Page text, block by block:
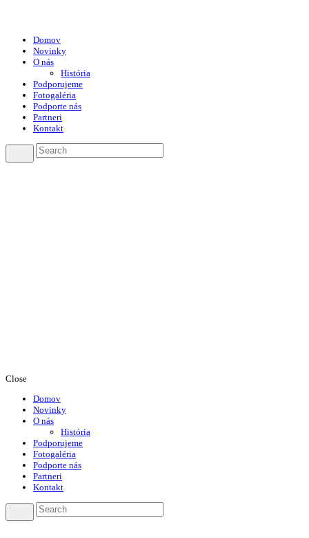
Domov
Novinky
O nás
História
Podporujeme
Fotogaléria
Podporte nás
Partneri
Kontakt
Close
Domov
Novinky
O nás
História
Podporujeme
Fotogaléria
Podporte nás
Partneri
Kontakt